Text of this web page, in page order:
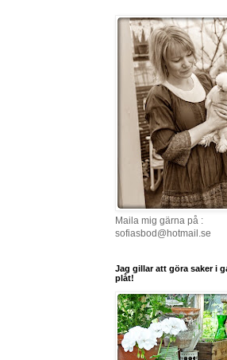
Maila mig gärna på :
sofiasbod@hotmail.se
Jag gillar att göra saker i
plåt!